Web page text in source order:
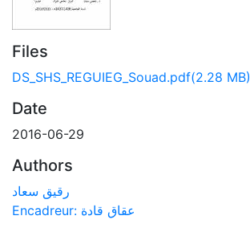
Files
DS_SHS_REGUIEG_Souad.pdf(2.28 MB)
Date
2016-06-29
Authors
رقيق سعاد
Encadreur: عقاق قادة